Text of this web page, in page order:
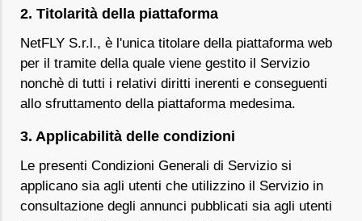
2. Titolarità della piattaforma
NetFLY S.r.l., è l'unica titolare della piattaforma web
per il tramite della quale viene gestito il Servizio
nonchè di tutti i relativi diritti inerenti e conseguenti
allo sfruttamento della piattaforma medesima.
3. Applicabilità delle condizioni
Le presenti Condizioni Generali di Servizio si
applicano sia agli utenti che utilizzino il Servizio in
consultazione degli annunci pubblicati sia agli utenti